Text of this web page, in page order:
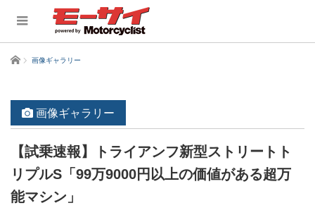
ホーム 画像ギャラリー
画像ギャラリー
【試乗速報】トライアンフ新型ストリートト
リプルS「99万9000円以上の価値がある超万
能マシン」